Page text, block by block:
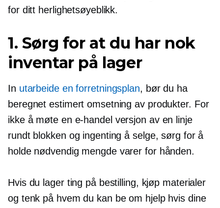
for ditt herlighetsøyeblikk.
1. Sørg for at du har nok
inventar på lager
In utarbeide en forretningsplan, bør du ha
beregnet estimert omsetning av produkter. For
ikke å møte en e-handel versjon av en linje
rundt blokken og ingenting å selge, sørg for å
holde nødvendig mengde varer for hånden.
Hvis du lager ting på bestilling, kjøp materialer
og tenk på hvem du kan be om hjelp hvis dine